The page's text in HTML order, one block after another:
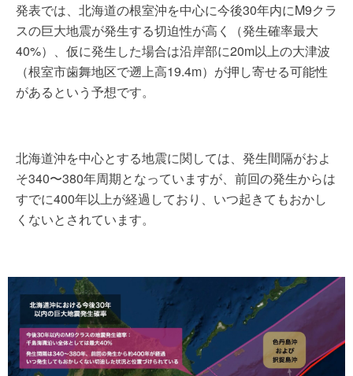
発表では、北海道の根室沖を中心に今後30年内にM9クラ
スの巨大地震が発生する切迫性が高く（発生確率最大
40%）、仮に発生した場合は沿岸部に20m以上の大津波
（根室市歯舞地区で遡上高19.4m）が押し寄せる可能性
があるという予想です。
北海道沖を中心とする地震に関しては、発生間隔がおよ
そ340〜380年周期となっていますが、前回の発生からは
すでに400年以上が経過しており、いつ起きてもおかし
くないとされています。